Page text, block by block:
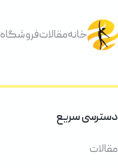
خانهمقالاتفروشگاه
دسترسی سریع
مقالات